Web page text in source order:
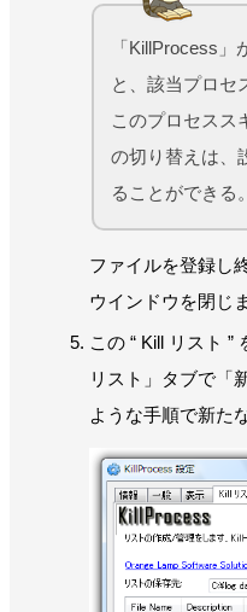
「KillProcess
と、該当プロセ
このプロセスス
の切り替えは、
ることができる。
ファイルを登録し
ウインドウを閉じ
この “ Kill リスト
リスト」タブで「
ような手順で新た